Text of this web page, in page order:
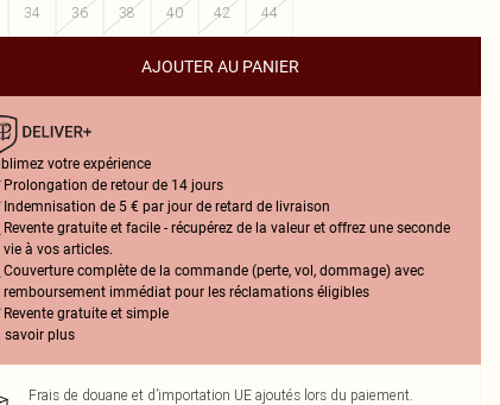
34 36 38 40 42 44
AJOUTER AU PANIER
votre expérience
Prolongation de retour de 14 jours
Indemnisation de 5 € par jour de retard de livraison
Revente gratuite et facile - récupérez de la valeur et offrez une seconde
vie à vos articles.
Couverture complète de la commande (perte, vol, dommage) avec
remboursement immédiat pour les réclamations éligibles
Revente gratuite et simple
savoir plus
Frais de douane et d’importation UE ajoutés lors du paiement.